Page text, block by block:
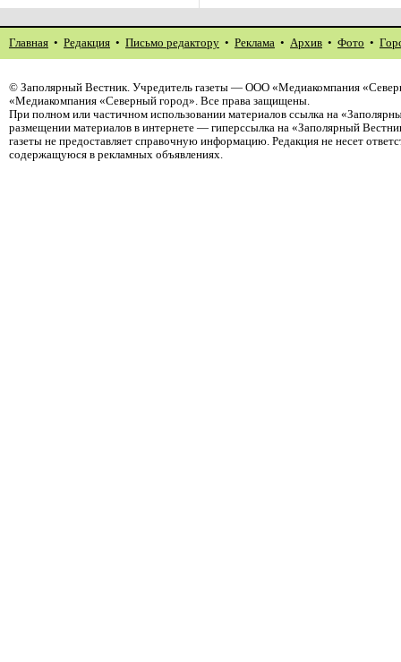
Главная • Редакция • Письмо редактору • Реклама • Архив • Фото •
© Заполярный Вестник. Учредитель газеты — ООО «Медиакомпания
«Медиакомпания «Северный город». Все права защищены.
При полном или частичном использовании материалов ссылка на
размещении материалов в интернете — гиперссылка на «Заполярный
газеты не предоставляет справочную информацию. Редакция не несет
содержащуюся в рекламных объявлениях.